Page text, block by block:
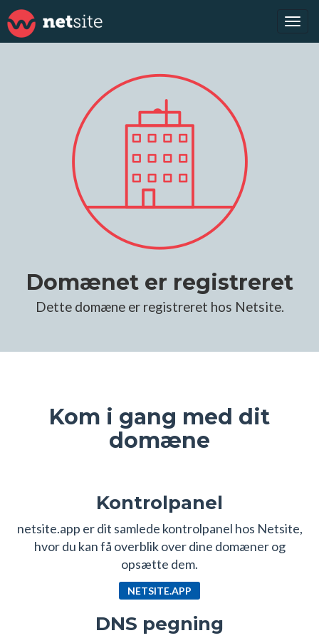
Domænet er registreret
Dette domæne er registreret hos Netsite.
Kom i gang med dit
domæne
Kontrolpanel
netsite.app er dit samlede kontrolpanel hos Netsite,
hvor du kan få overblik over dine domæner og
opsætte dem.
NETSITE.APP
DNS pegning